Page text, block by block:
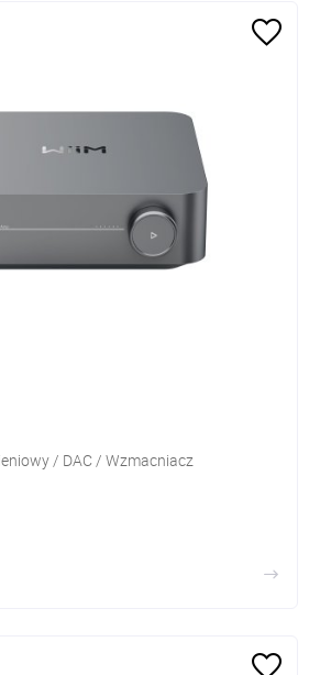
/ DAC / Wzmacniacz